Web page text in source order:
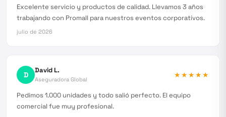
Excelente servicio y productos de calidad. Llevamos 3 años
trabajando con Promall para nuestros eventos corporativos.
julio de 2026
D David L.
Aseguradora Global
★★★★★
Pedimos 1.000 unidades y todo salió perfecto. El equipo
comercial fue muy profesional.